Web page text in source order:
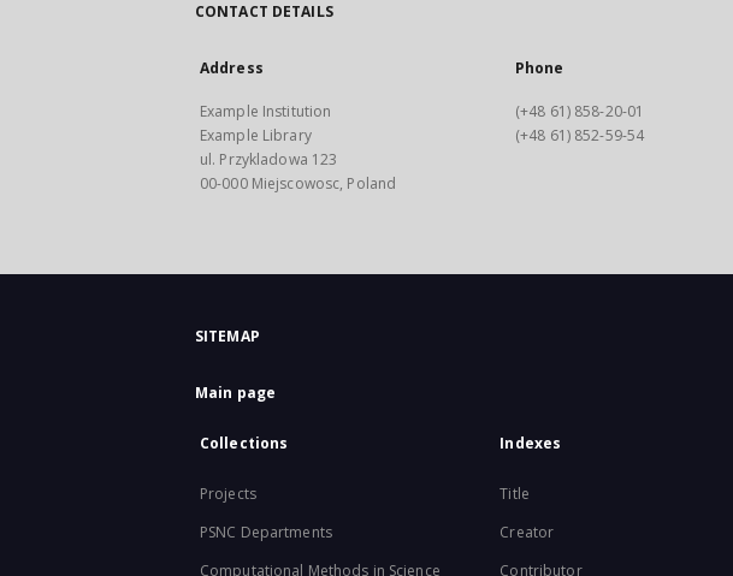
CONTACT DETAILS
Address
Example Institution
Example Library
ul. Przykladowa 123
00-000 Miejscowosc, Poland
Phone
(+48 61) 858-20-01
(+48 61) 852-59-54
SITEMAP
Main page
Collections
Projects
PSNC Departments
Computational Methods in Science
Indexes
Title
Creator
Contributor